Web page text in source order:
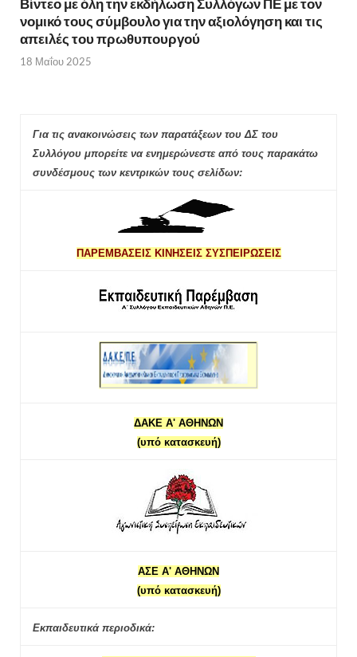
νομικό τους σύμβουλο για την αξιολόγηση και τις
απειλές του πρωθυπουργού
18 Μαΐου 2025
Για τις ανακοινώσεις των παρατάξεων του ΔΣ του
Συλλόγου μπορείτε να ενημερώνεστε από τους παρακάτω
συνδέσμους των κεντρικών τους σελίδων:
ΠΑΡΕΜΒΑΣΕΙΣ ΚΙΝΗΣΕΙΣ ΣΥΣΠΕΙΡΩΣΕΙΣ
ΔΑΚΕ Α' ΑΘΗΝΩΝ
(υπό κατασκευή)
ΑΣΕ Α' ΑΘΗΝΩΝ
(υπό κατασκευή)
Εκπαιδευτικά περιοδικά: